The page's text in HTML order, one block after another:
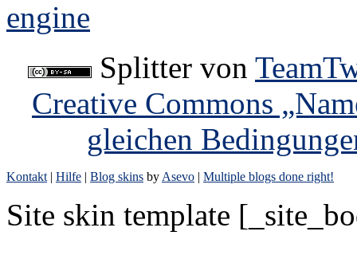
Splitter von
Creative Commons
gleichen
Kontakt| Hilfe Blog skins byAsevo Multiple blogs done right!
Site skin template